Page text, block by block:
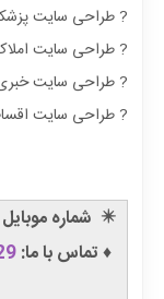
? طراحی سایت
? طراحی سایت
? طراحی سایت
? طراحی سایت
✴️ شماره
♦️ تماس با ما: